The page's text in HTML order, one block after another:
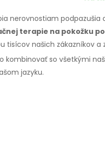
nerovnostiam podpazušia
terapie na pokožku
tisícov našich zákazníkov a
kombinovať so všetkými
jazyku.